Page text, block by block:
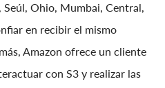
Ohio, Mumbai, Central,
en recibir el mismo
Amazon ofrece un cliente
con S3 y realizar las